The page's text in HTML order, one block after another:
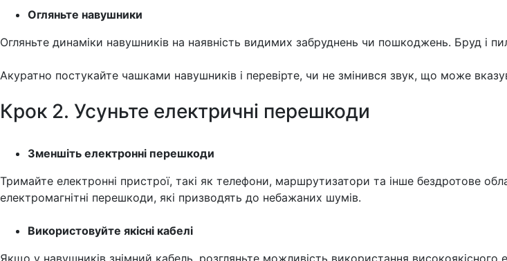
Огляньте навушники
Огляньте динаміки навушників на наявність видимих ​​забруднень чи пошкоджень. Бруд і
Акуратно постукайте чашками навушників і перевірте, чи не змінився звук, що може
Крок 2. Усуньте електричні перешкоди
Зменшіть електронні перешкоди
Тримайте електронні пристрої, такі як телефони, маршрутизатори та інше бездротове
електромагнітні перешкоди, які призводять до небажаних шумів.
Використовуйте якісні кабелі
Якщо у навушників знімний кабель, розгляньте можливість використання